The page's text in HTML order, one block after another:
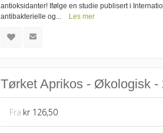
antioksidanter! Ifølge en studie publisert i
antibakterielle og...
Les mer
Tørket Aprikos - Økologisk -
Fra kr 126,50